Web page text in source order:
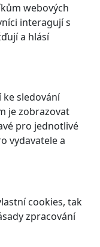
webových
interagují s
a hlásí
ke sledování
je zobrazovat
pro jednotlivé
vydavatele a
cookies, tak
zpracování